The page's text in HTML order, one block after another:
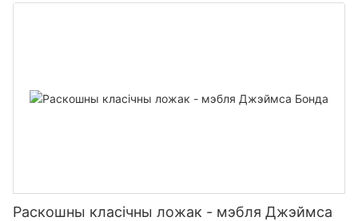
Раскошны класічны ложак - мэбля Джэймса